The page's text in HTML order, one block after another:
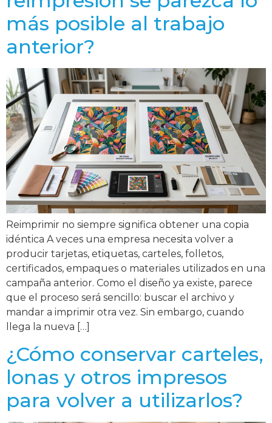
más posible al trabajo
anterior?
Reimprimir no siempre significa obtener una copia
idéntica A veces una empresa necesita volver a
producir tarjetas, etiquetas, carteles, folletos,
certificados, empaques o materiales utilizados en una
campaña anterior. Como el diseño ya existe, parece
que el proceso será sencillo: buscar el archivo y
mandar a imprimir otra vez. Sin embargo, cuando
llega la nueva […]
¿Cómo conservar carteles,
lonas y otros impresos
para volver a utilizarlos?